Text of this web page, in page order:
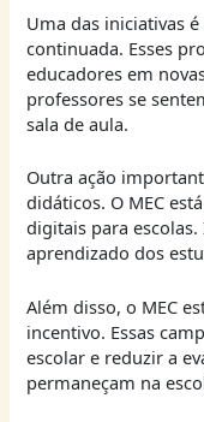
Uma das iniciativas
continuada. Esses
educadores em
professores se
sala de aula.
Outra ação
didáticos. O MEC
digitais para
aprendizado dos
Além disso, o MEC
incentivo. Essas
escolar e reduzir a
permaneçam na